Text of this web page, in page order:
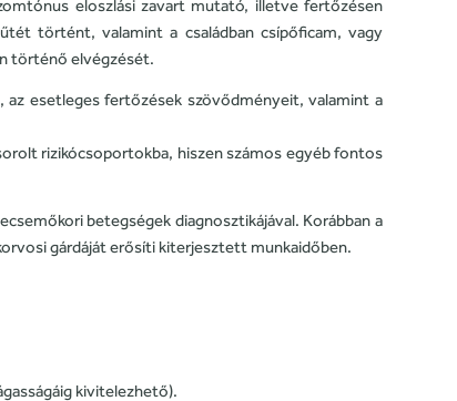
eloszlási zavart mutató, illetve fertőzésen
történt, valamint a családban csípőficam, vagy
történő elvégzését.
esetleges fertőzések szövődményeit, valamint a
rizikócsoportokba, hiszen számos egyéb fontos
betegségek diagnosztikájával. Korábban a
gárdáját erősíti kiterjesztett munkaidőben.
kivitelezhető).